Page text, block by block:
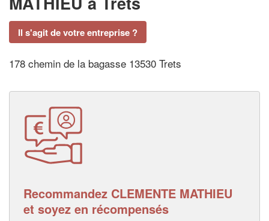
Il s'agit de votre entreprise ?
178 chemin de la bagasse 13530 Trets
Recommandez CLEMENTE MATHIEU
et soyez en récompensés